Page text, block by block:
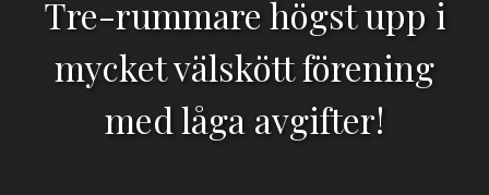
Tre-rummare högst upp i
mycket välskött förening
med låga avgifter!